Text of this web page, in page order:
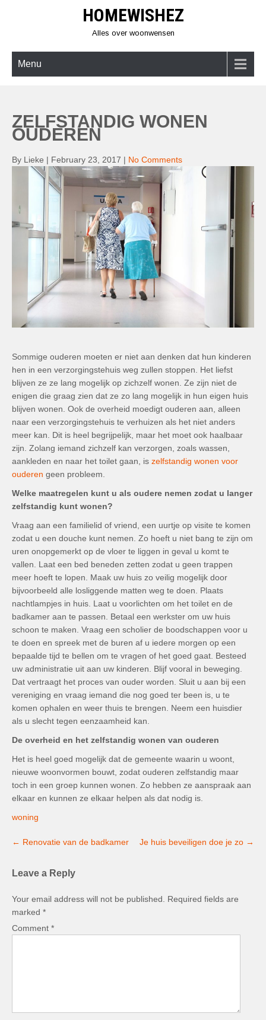
HOMEWISHEZ
Alles over woonwensen
Menu
ZELFSTANDIG WONEN
OUDEREN
By Lieke | February 23, 2017 | No Comments
Sommige ouderen moeten er niet aan denken dat hun kinderen
hen in een verzorgingstehuis weg zullen stoppen. Het liefst
blijven ze ze lang mogelijk op zichzelf wonen. Ze zijn niet de
enigen die graag zien dat ze zo lang mogelijk in hun eigen huis
blijven wonen. Ook de overheid moedigt ouderen aan, alleen
naar een verzorgingstehuis te verhuizen als het niet anders
meer kan. Dit is heel begrijpelijk, maar het moet ook haalbaar
zijn. Zolang iemand zichzelf kan verzorgen, zoals wassen,
aankleden en naar het toilet gaan, is zelfstandig wonen voor
ouderen geen probleem.
Welke maatregelen kunt u als oudere nemen zodat u langer
zelfstandig kunt wonen?
Vraag aan een familielid of vriend, een uurtje op visite te komen
zodat u een douche kunt nemen. Zo hoeft u niet bang te zijn om
uren onopgemerkt op de vloer te liggen in geval u komt te
vallen. Laat een bed beneden zetten zodat u geen trappen
meer hoeft te lopen. Maak uw huis zo veilig mogelijk door
bijvoorbeeld alle losliggende matten weg te doen. Plaats
nachtlampjes in huis. Laat u voorlichten om het toilet en de
badkamer aan te passen. Betaal een werkster om uw huis
schoon te maken. Vraag een scholier de boodschappen voor u
te doen en spreek met de buren af u iedere morgen op een
bepaalde tijd te bellen om te vragen of het goed gaat. Besteed
uw administratie uit aan uw kinderen. Blijf vooral in beweging.
Dat vertraagt het proces van ouder worden. Sluit u aan bij een
vereniging en vraag iemand die nog goed ter been is, u te
komen ophalen en weer thuis te brengen. Neem een huisdier
als u slecht tegen eenzaamheid kan.
De overheid en het zelfstandig wonen van ouderen
Het is heel goed mogelijk dat de gemeente waarin u woont,
nieuwe woonvormen bouwt, zodat ouderen zelfstandig maar
toch in een groep kunnen wonen. Zo hebben ze aanspraak aan
elkaar en kunnen ze elkaar helpen als dat nodig is.
woning
navigation
← Renovatie van de badkamer Je huis beveiligen doe je zo →
Leave a Reply
Your email address will not be published.
Required fields are
marked *
Comment *